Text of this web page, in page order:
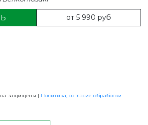
79-02
от 5 990 руб
защищены | Политика, согласие обработки